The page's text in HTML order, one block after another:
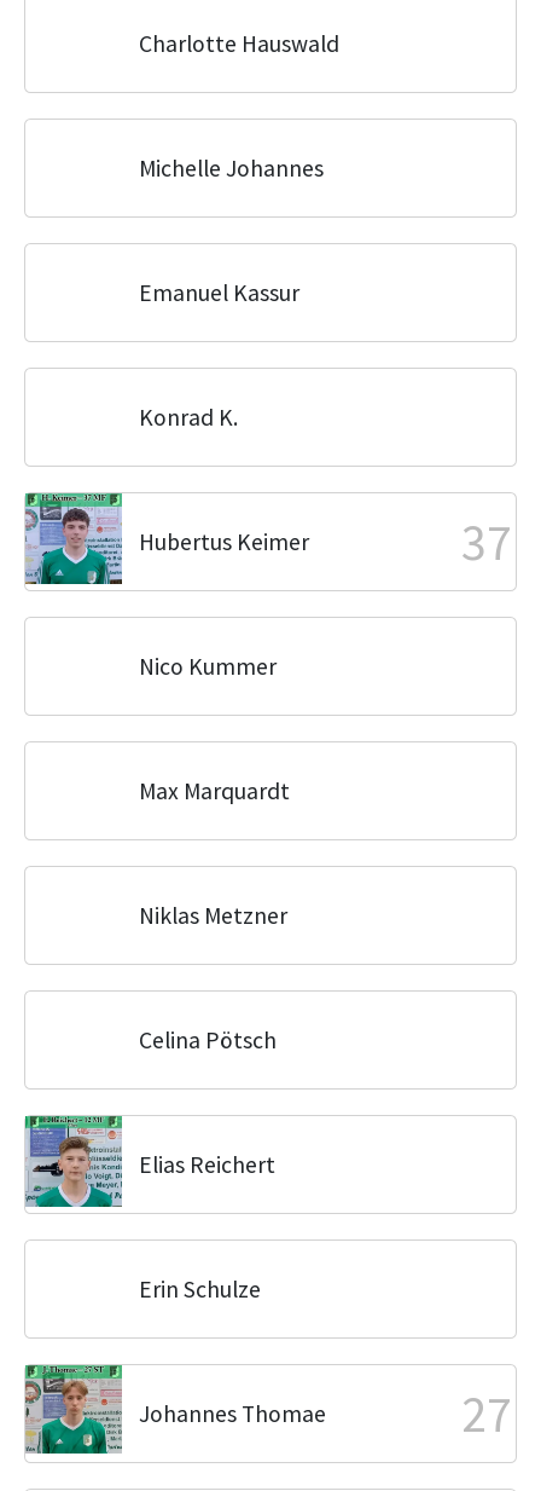
Charlotte Hauswald
Michelle Johannes
Emanuel Kassur
Konrad K.
Hubertus Keimer 37
Nico Kummer
Max Marquardt
Niklas Metzner
Celina Pötsch
Elias Reichert
Erin Schulze
Johannes Thomae 27